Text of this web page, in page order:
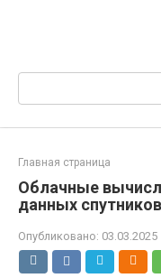
Поиск:
Главная страница
Облачные
данных
Опубликовано: 03.03.2025